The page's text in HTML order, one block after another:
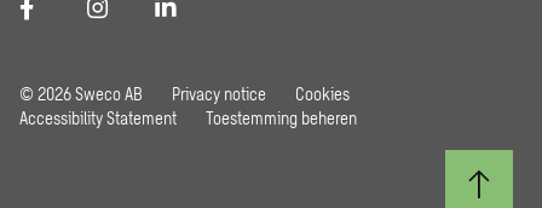
© 2026 Sweco AB Privacy notice
Cookies
Accessibility Statement
Toestemming beheren